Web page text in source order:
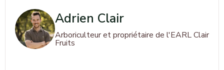
Adrien Clair
Arboriculteur et propriétaire de l'EARL Clair
Fruits